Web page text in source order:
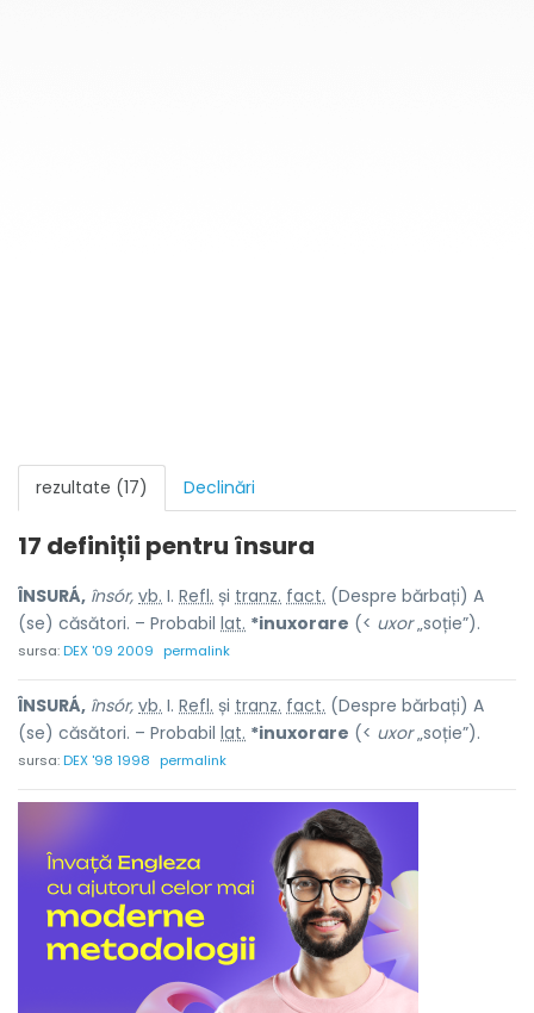
rezultate (17) Declinări
17 definiții pentru însura
ÎNSURÁ, însór, vb. I. Refl. și tranz. fact. (Despre bărbați) A
(se) căsători. – Probabil lat. *inuxorare (< uxor„soție”).
sursa:DEX '09 2009 permalink
ÎNSURÁ, însór, vb. I. Refl. și tranz. fact. (Despre bărbați) A
(se) căsători. – Probabil lat. *inuxorare (< uxor„soție”).
sursa:DEX '98 1998 permalink